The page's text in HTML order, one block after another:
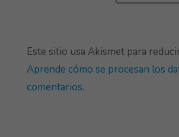
Este sitio usa Akismet para
Aprende cómo se procesan los
comentarios.